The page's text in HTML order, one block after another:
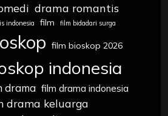
drama romantis
indonesia film film bidadari surga
film bioskop 2026
indonesia
drama film drama indonesia
drama keluarga